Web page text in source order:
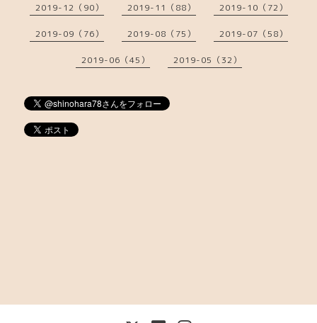
2019-12（90） 2019-11（88） 2019-10（72）
2019-09（76） 2019-08（75） 2019-07（58）
2019-06（45） 2019-05（32）